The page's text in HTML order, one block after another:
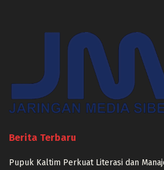
Berita Terbaru
Pupuk Kaltim Perkuat Literasi dan